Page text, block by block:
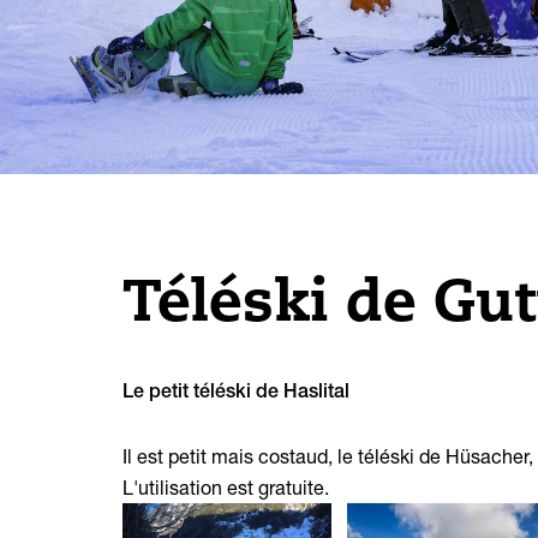
Luge
Ski de fond
Fun et aventure
Programme mauvais temps
Baignade et bien-être
Grottes de Beatus
Cartes d'hiver
Plans des localités
Téléski de
Le petit téléski de Haslital
Il est petit mais costaud, le téléski de
L'utilisation est gratuite.